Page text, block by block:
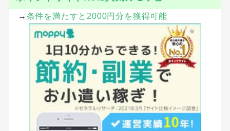
→ 条件を満たすと2000円分を獲得可能